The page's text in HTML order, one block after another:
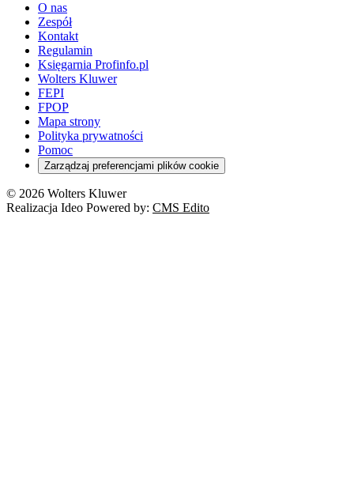
O nas
Zespół
Kontakt
Regulamin
Księgarnia Profinfo.pl
Wolters Kluwer
FEPI
FPOP
Mapa strony
Polityka prywatności
Pomoc
Zarządzaj preferencjami plików cookie
© 2026 Wolters Kluwer
Realizacja Ideo Powered by: CMS Edito